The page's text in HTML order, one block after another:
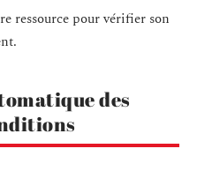
ressource pour vérifier son
des